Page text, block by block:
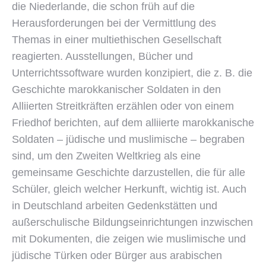
die Niederlande, die schon früh auf die
Herausforderungen bei der Vermittlung des
Themas in einer multiethischen Gesellschaft
reagierten. Ausstellungen, Bücher und
Unterrichtssoftware wurden konzipiert, die z. B. die
Geschichte marokkanischer Soldaten in den
Alliierten Streitkräften erzählen oder von einem
Friedhof berichten, auf dem alliierte marokkanische
Soldaten – jüdische und muslimische – begraben
sind, um den Zweiten Weltkrieg als eine
gemeinsame Geschichte darzustellen, die für alle
Schüler, gleich welcher Herkunft, wichtig ist. Auch
in Deutschland arbeiten Gedenkstätten und
außerschulische Bildungseinrichtungen inzwischen
mit Dokumenten, die zeigen wie muslimische und
jüdische Türken oder Bürger aus arabischen